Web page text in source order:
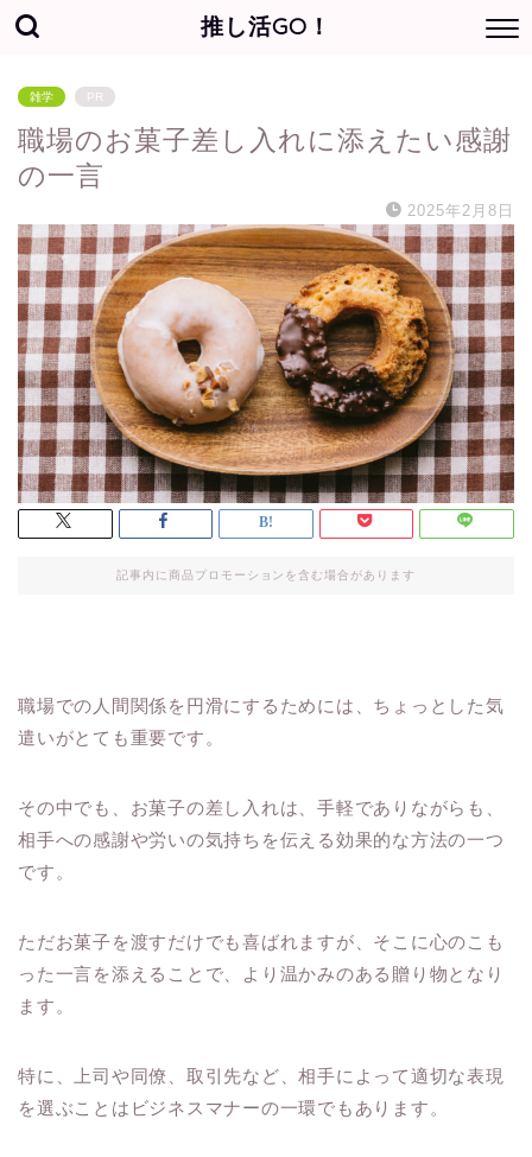
推し活GO！
雑学 PR
職場のお菓子差し入れに添えたい感謝
の一言
2025年2月8日
記事内に商品プロモーションを含む場合があります
職場での人間関係を円滑にするためには、ちょっとした気
遣いがとても重要です。
その中でも、お菓子の差し入れは、手軽でありながらも、
相手への感謝や労いの気持ちを伝える効果的な方法の一つ
です。
ただお菓子を渡すだけでも喜ばれますが、そこに心のこも
った一言を添えることで、より温かみのある贈り物となり
ます。
特に、上司や同僚、取引先など、相手によって適切な表現
を選ぶことはビジネスマナーの一環でもあります。